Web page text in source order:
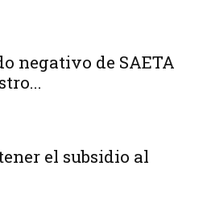
negativo de SAETA
el subsidio al